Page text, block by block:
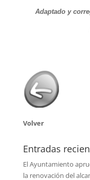
Adaptado y
Volver
Entradas
El Ayuntamiento
la renovación del